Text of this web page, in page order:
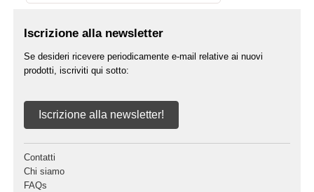
Iscrizione alla newsletter
Se desideri ricevere periodicamente e-mail relative ai nuovi
prodotti, iscriviti qui sotto:
Iscrizione alla newsletter!
Contatti
Chi siamo
FAQs